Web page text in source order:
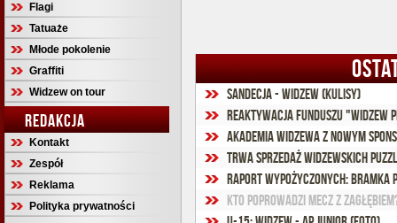
Flagi
Tatuaże
Młode pokolenie
Graffiti
Widzew on tour
REDAKCJA
Kontakt
Zespół
Reklama
Polityka prywatności
Sandecja - Widzew (kulisy)
Reaktywacja funduszu "Widzew
Akademia Widzewa z nowym
Trwa sprzedaż widzewskich
Raport wypożyczonych: Bramka
Kto poprowadzi mecz z